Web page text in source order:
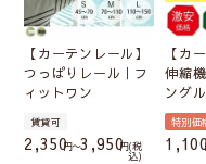
【カーテンレール】
つっぱりレール｜フ
ィットワン
賃貸可
2,350 〜3,950 税
込
【カ
伸縮
ング
特別価